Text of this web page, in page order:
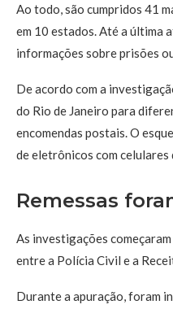
Ao todo, são cumpridos 41
em 10 estados. Até a última
informações sobre prisões
De acordo com a
do Rio de Janeiro para
encomendas postais. O
de eletrônicos com
Remessas
As investigações
entre a Polícia Civil e a
Durante a apuração, foram